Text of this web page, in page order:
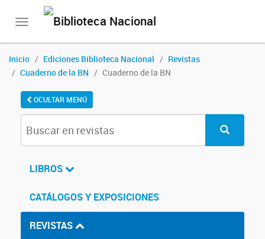
Toggle
Inicio Ediciones Biblioteca Nacional
Revistas
Cuaderno de la BN
Cuaderno de la BN
OCULTAR MENÚ
LIBROS
CATÁLOGOS Y EXPOSICIONES
REVISTAS